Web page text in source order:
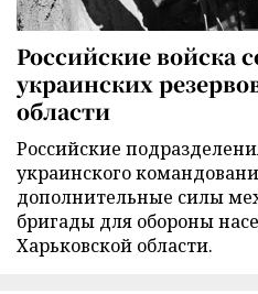
Российские войска
украинских
области
Российские
украинского
дополнительные силы
бригады для обороны
Харьковской области.